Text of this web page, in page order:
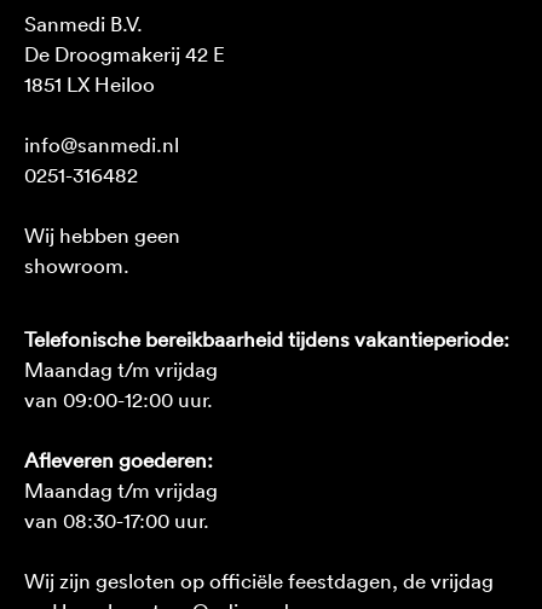
Sanmedi B.V.
De Droogmakerij 42 E
1851 LX Heiloo
info@sanmedi.nl
0251-316482
Wij hebben geen
showroom.
Telefonische bereikbaarheid tijdens vakantieperiode:
Maandag t/m vrijdag
van 09:00-12:00 uur.
Afleveren goederen:
Maandag t/m vrijdag
van 08:30-17:00 uur.
Wij zijn gesloten op officiële feestdagen, de vrijdag